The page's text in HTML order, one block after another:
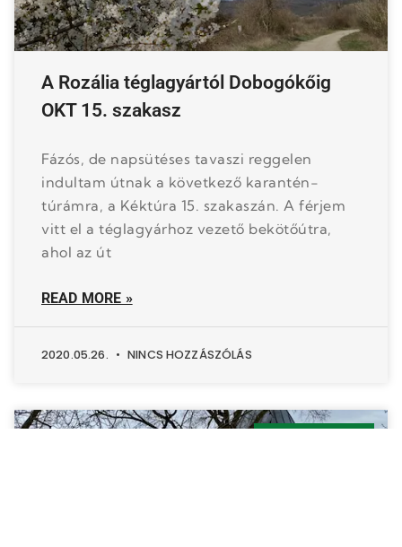
A Rozália téglagyártól Dobogókőig
OKT 15. szakasz
Fázós, de napsütéses tavaszi reggelen
indultam útnak a következő karantén-
túrámra, a Kéktúra 15. szakaszán. A férjem
vitt el a téglagyárhoz vezető bekötőútra,
ahol az út
READ MORE »
2020.05.26. NINCS HOZZÁSZÓLÁS